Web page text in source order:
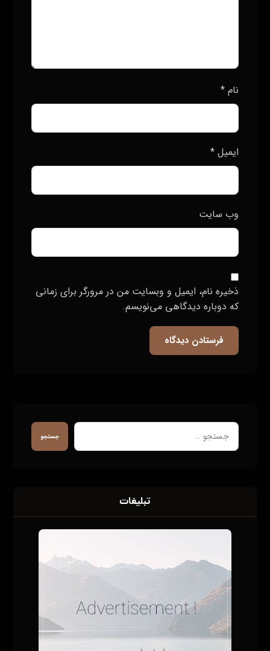
نام*
ایمیل*
وب‌ سایت
ذخیره نام، ایمیل و وبسایت من در مرورگر برای زمانی
که دوباره دیدگاهی می‌نویسم.
فرستادن دیدگاه
جستجو
تبلیغات